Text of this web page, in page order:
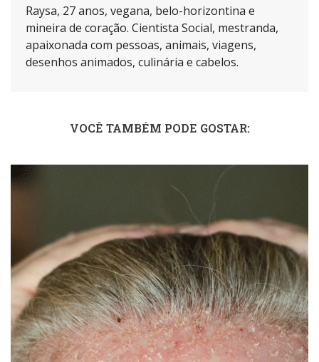
Raysa, 27 anos, vegana, belo-horizontina e
mineira de coração. Cientista Social, mestranda,
apaixonada com pessoas, animais, viagens,
desenhos animados, culinária e cabelos.
VOCÊ TAMBÉM PODE GOSTAR: